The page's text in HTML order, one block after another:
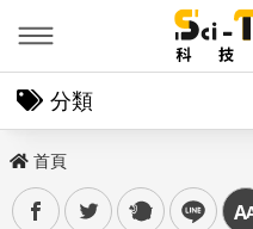
分類
首頁
facebooktwitter plurk line